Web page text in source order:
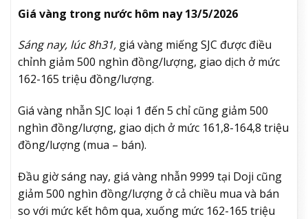
Giá vàng trong nước hôm nay 13/5/2026
Sáng nay, lúc 8h31, giá vàng miếng SJC được điều
chỉnh giảm 500 nghìn đồng/lượng, giao dịch ở mức
162-165 triệu đồng/lượng.
Giá vàng nhẫn SJC loại 1 đến 5 chỉ cũng giảm 500
nghìn đồng/lượng, giao dịch ở mức 161,8-164,8 triệu
đồng/lượng (mua – bán).
Đầu giờ sáng nay, giá vàng nhẫn 9999 tại Doji cũng
giảm 500 nghìn đồng/lượng ở cả chiều mua và bán
so với mức kết hôm qua, xuống mức 162-165 triệu